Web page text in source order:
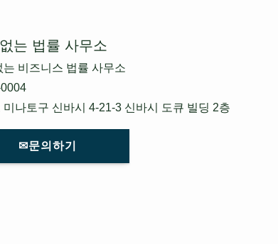
는 법률 사무소
는 비즈니스 법률 사무소
미나토구 신바시 4-21-3 신바시 도큐 빌딩 2층
✉문의하기